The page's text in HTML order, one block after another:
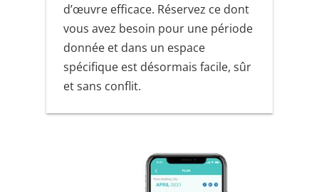
d’œuvre efficace. Réservez ce dont
vous avez besoin pour une période
donnée et dans un espace
spécifique est désormais facile, sûr
et sans conflit.